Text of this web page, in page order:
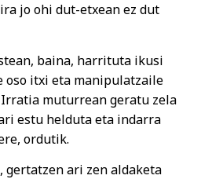
jo ohi dut-etxean ez dut
baina, harrituta ikusi
oso itxi eta manipulatzaile
muturrean geratu zela
estu helduta eta indarra
ordutik.
gertatzen ari zen aldaketa